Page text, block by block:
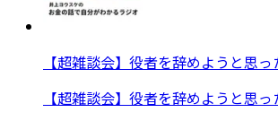
【超雑談会】役者を辞めようと思
【超雑談会】役者を辞めようと思